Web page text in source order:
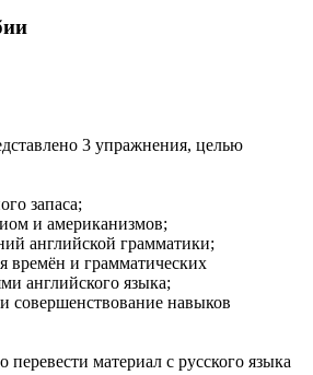
3 упражнения, целью
запаса;
и американизмов;
английской грамматики;
времён и грамматических
английского языка;
совершенствование навыков
материал с русского языка